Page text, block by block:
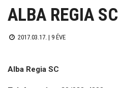
ALBA REGIA SC
2017.03.17. | 9 ÉVE
Alba Regia SC